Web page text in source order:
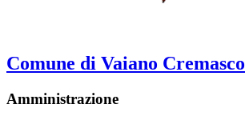
Comune di Vaiano Cremasco
Amministrazione